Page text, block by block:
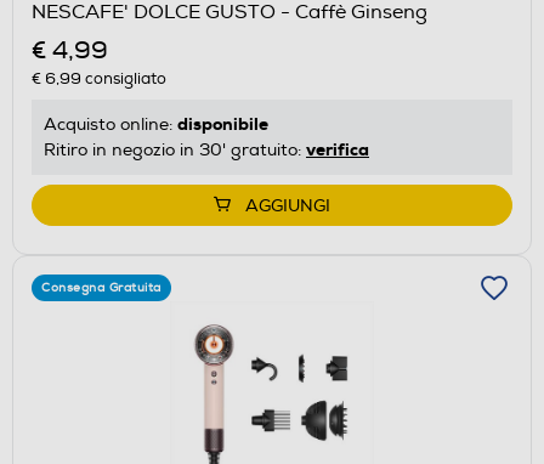
NESCAFE' DOLCE GUSTO - Caffè Ginseng
€ 4,99
€ 6,99 consigliato
Acquisto online: disponibile
Ritiro in negozio in 30' gratuito: verifica
AGGIUNGI
Consegna Gratuita